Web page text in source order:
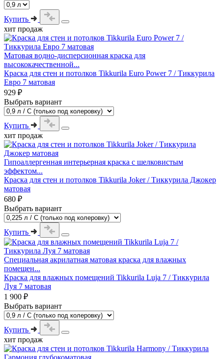
Купить
хит продаж
Матовая водно-дисперсионная краска для
высококачественной...
Краска для стен и потолков Tikkurila Euro Power 7 / Тиккурила
Евро 7 матовая
929 ₽
Выбрать вариант
Купить
хит продаж
Гипоаллергенная интерьерная краска с шелковистым
эффектом...
Краска для стен и потолков Tikkurila Joker / Тиккурила Джокер
матовая
680 ₽
Выбрать вариант
Купить
Специальная акрилатная матовая краска для влажных
помещен...
Краска для влажных помещений Tikkurila Luja 7 / Тиккурила
Луя 7 матовая
1 900 ₽
Выбрать вариант
Купить
хит продаж